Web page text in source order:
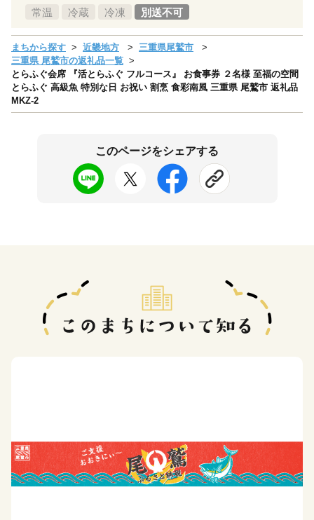
常温 冷蔵 冷凍 別送不可
まちから探す 近畿地方
三重県尾鷲市
三重県 尾鷲市の返礼品一覧
とらふぐ会席 『活とらふぐ フルコース』 お食事券 ２名様 至福の空間
とらふぐ 高級魚 特別な日 お祝い 割烹 食彩南風 三重県 尾鷲市 返礼品
MKZ-2
このページをシェアする